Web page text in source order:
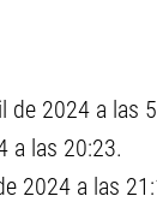
de 2024 a las
a las 20:23.
2024 a las